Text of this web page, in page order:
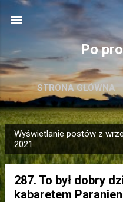
Przejdź do
Po
STRONA GŁÓWNA
o
Wyświetlanie postów z
2021
287. To był dobry
kabaretem